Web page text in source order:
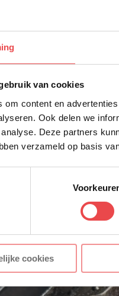
van cookies
om content en
Ook delen we
Deze partners
verzameld op basis
cookies
op de BBQ en
5 tot 10 minuten
van de BBQ en
deze saus